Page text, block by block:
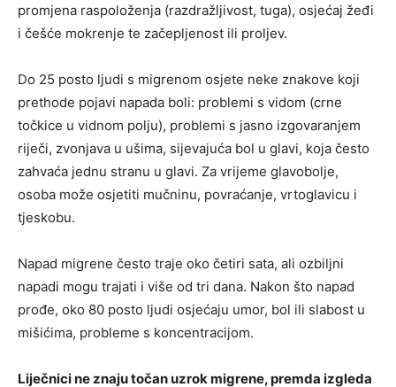
promjena raspoloženja (razdražljivost, tuga), osjećaj žeđi
i češće mokrenje te začepljenost ili proljev.
Do 25 posto ljudi s migrenom osjete neke znakove koji
prethode pojavi napada boli: problemi s vidom (crne
točkice u vidnom polju), problemi s jasno izgovaranjem
riječi, zvonjava u ušima, sijevajuća bol u glavi, koja često
zahvaća jednu stranu u glavi. Za vrijeme glavobolje,
osoba može osjetiti mučninu, povraćanje, vrtoglavicu i
tjeskobu.
Napad migrene često traje oko četiri sata, ali ozbiljni
napadi mogu trajati i više od tri dana. Nakon što napad
prođe, oko 80 posto ljudi osjećaju umor, bol ili slabost u
mišićima, probleme s koncentracijom.
Liječnici ne znaju točan uzrok migrene, premda izgleda